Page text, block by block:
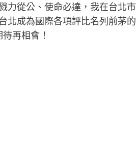
力從公、使命必達，我在台北市
北成為國際各項評比名列前茅的
再相會！​​